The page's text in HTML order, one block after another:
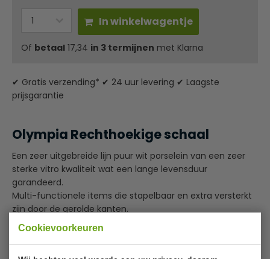
Cookievoorkeuren
In winkelwagentje
Of betaal 17,34 in 3 termijnen met Klarna
✔ Gratis verzending* ✔ 24 uur levering ✔ Laagste
prijsgarantie
Olympia Rechthoekige schaal
Een zeer uitgebreide lijn puur wit porselein van een zeer
sterke vitro kwaliteit wat een lange levensduur
garandeerd.
Multi-functionele items die stapelbaar en extra versterkt
zijn door de gerolde kanten.
Oven, magnetron, vriezer en vaatwasmachine bestendig.
Specificaties